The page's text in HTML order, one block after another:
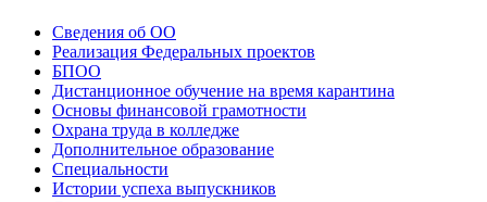
Сведения об ОО
Реализация Федеральных проектов
БПОО
Дистанционное обучение на время карантина
Основы финансовой грамотности
Охрана труда в колледже
Дополнительное образование
Специальности
Истории успеха выпускников